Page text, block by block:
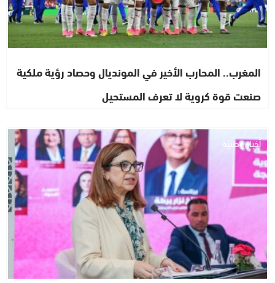
المغرب.. المحارب الأخير في المونديال وحصاد رؤية ملكية
صنعت قوة كروية لا تعرف المستحيل
أخبار وطنية